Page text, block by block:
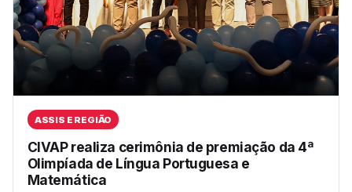
ASSIS E REGIÃO
CIVAP realiza cerimônia de premiação da 4ª
Olimpíada de Língua Portuguesa e
Matemática